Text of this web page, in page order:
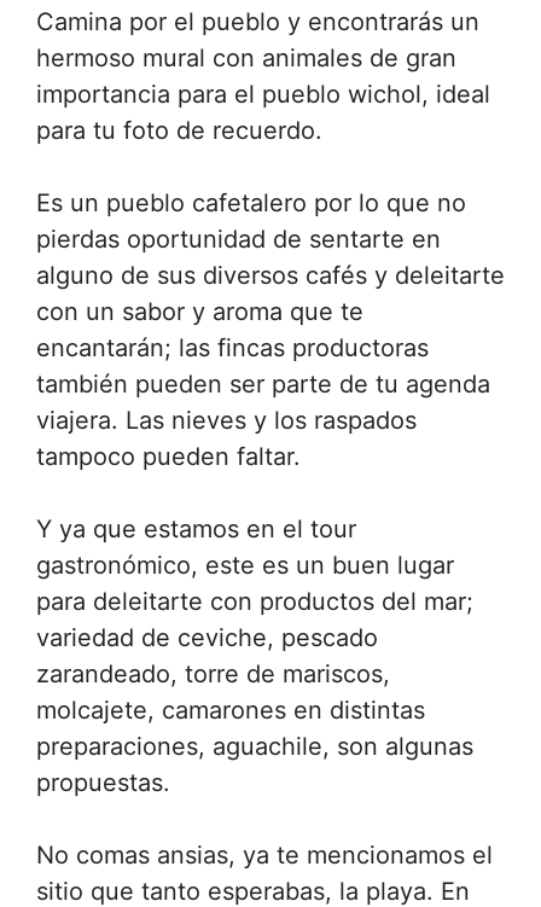
Camina por el pueblo y encontrarás un
hermoso mural con animales de gran
importancia para el pueblo wichol, ideal
para tu foto de recuerdo.
Es un pueblo cafetalero por lo que no
pierdas oportunidad de sentarte en
alguno de sus diversos cafés y deleitarte
con un sabor y aroma que te
encantarán; las fincas productoras
también pueden ser parte de tu agenda
viajera. Las nieves y los raspados
tampoco pueden faltar.
Y ya que estamos en el tour
gastronómico, este es un buen lugar
para deleitarte con productos del mar;
variedad de ceviche, pescado
zarandeado, torre de mariscos,
molcajete, camarones en distintas
preparaciones, aguachile, son algunas
propuestas.
No comas ansias, ya te mencionamos el
sitio que tanto esperabas, la playa. En